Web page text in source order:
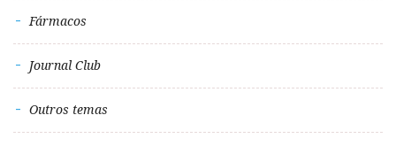
Fármacos
Journal Club
Outros temas